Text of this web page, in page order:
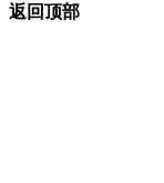
返回顶部